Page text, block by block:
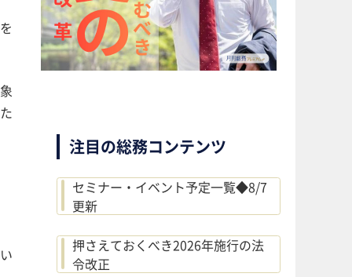
注目の総務コンテンツ
セミナー・イベント予定一覧◆8/7
更新
押さえておくべき2026年施行の法
令改正